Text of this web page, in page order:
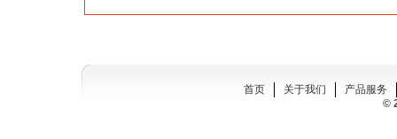
首页 关于我们
产品服务
©